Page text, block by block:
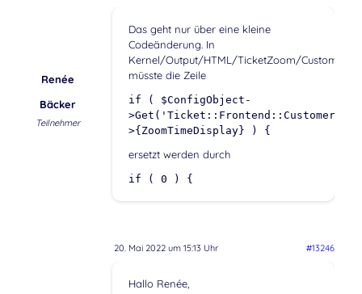
Renée
Bäcker
Teilnehmer
Das geht nur über eine kleine
Codeänderung. In
Kernel/Output/HTML/TicketZoom/Customer/
müsste die Zeile
if ( $ConfigObject-
>{ZoomTimeDisplay} ) {
ersetzt werden durch
if ( 0 ) {
20. Mai 2022 um 15:13 Uhr #13246
Hallo Renée,